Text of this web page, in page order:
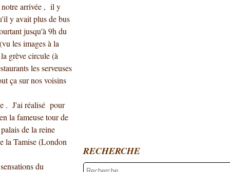
notre arrivée , il y
y avait plus de bus
jusqu'à 9h du
les images à la
grève circule (à
les serveuses
ça sur nos voisins
. J'ai réalisé pour
la fameuse tour de
de la reine
la Tamise (London
du
RECHERCHE